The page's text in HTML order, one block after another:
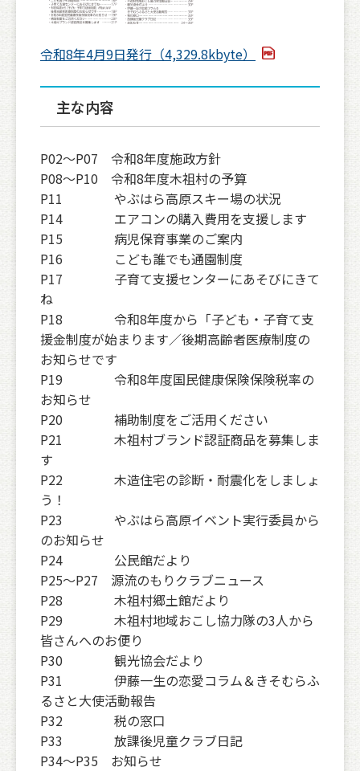
令和8年4月9日発行（4,329.8kbyte）
主な内容
P02〜P07 令和8年度施政方針
P08〜P10 令和8年度木祖村の予算
P11 やぶはら高原スキー場の状況
P14 エアコンの購入費用を支援します
P15 病児保育事業のご案内
P16 こども誰でも通園制度
P17 子育て支援センターにあそびにきて
ね
P18 令和8年度から「子ども・子育て支
援金制度が始まります／後期高齢者医療制度の
お知らせです
P19 令和8年度国民健康保険保険税率の
お知らせ
P20 補助制度をご活用ください
P21 木祖村ブランド認証商品を募集しま
す
P22 木造住宅の診断・耐震化をしましょ
う！
P23 やぶはら高原イベント実行委員から
のお知らせ
P24 公民館だより
P25〜P27 源流のもりクラブニュース
P28 木祖村郷土館だより
P29 木祖村地域おこし協力隊の3人から
皆さんへのお便り
P30 観光協会だより
P31 伊藤一生の恋愛コラム＆きそむらふ
るさと大使活動報告
P32 税の窓口
P33 放課後児童クラブ日記
P34〜P35 お知らせ